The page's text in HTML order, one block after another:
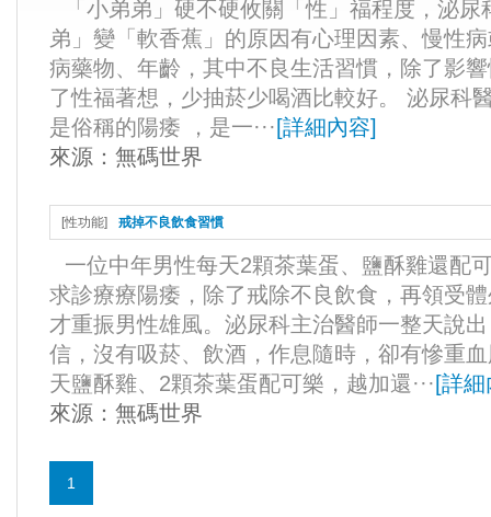
「小弟弟」硬不硬攸關「性」福程度，泌
弟」變「軟香蕉」的原因有心理因素、慢性
病藥物、年齡，其中不良生活習慣，除了影
了性福著想，少抽菸少喝酒比較好。 泌尿科
是俗稱的陽痿 ，是一··· [詳細內容]
來源： 無碼世界
[性功能] 戒掉不良飲食習慣
一位中年男性每天2顆茶葉蛋、鹽酥雞還配
求診療療陽痿，除了戒除不良飲食，再領受
才重振男性雄風。泌尿科主治醫師一整天說
信，沒有吸菸、飲酒，作息隨時，卻有慘重
天鹽酥雞、2顆茶葉蛋配可樂，越加還··· [詳細
來源： 無碼世界
1